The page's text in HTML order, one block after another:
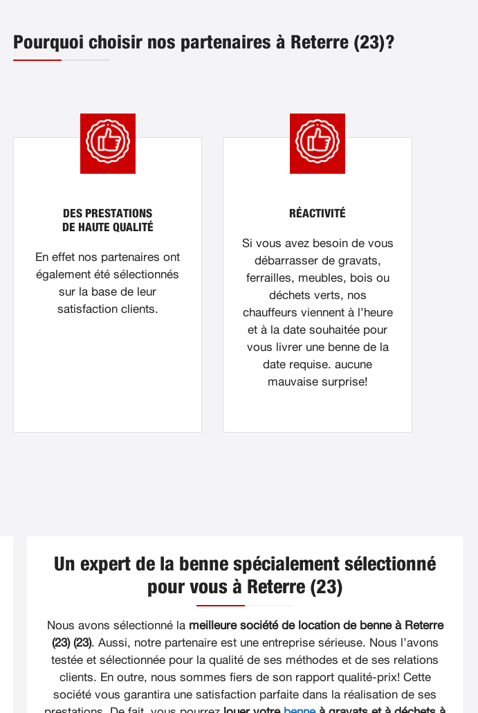
Pourquoi choisir nos partenaires à Reterre (23)?
DES PRESTATIONS
DE HAUTE QUALITÉ
En effet nos partenaires ont
également été sélectionnés
sur la base de leur
satisfaction clients.
RÉACTIVITÉ
Si vous avez besoin de vous
débarrasser de gravats,
ferrailles, meubles, bois ou
déchets verts, nos
chauffeurs viennent à l’heure
et à la date souhaitée pour
vous livrer une benne de la
date requise. aucune
mauvaise surprise!
Un expert de la benne spécialement sélectionné
pour vous à Reterre (23)
Nous avons sélectionné la meilleure société de location de benne à Reterre
(23) (23). Aussi, notre partenaire est une entreprise sérieuse. Nous l’avons
testée et sélectionnée pour la qualité de ses méthodes et de ses relations
clients. En outre, nous sommes fiers de son rapport qualité-prix! Cette
société vous garantira une satisfaction parfaite dans la réalisation de ses